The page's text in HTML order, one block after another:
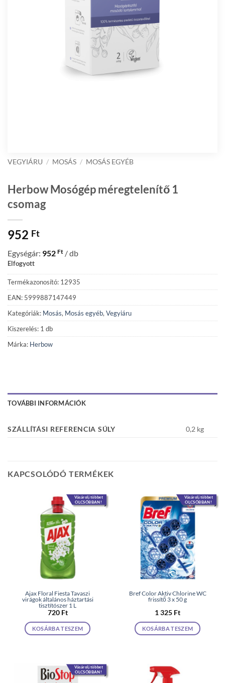
VEGYIÁRU / MOSÁS / MOSÁS EGYÉB
Herbow Mosógép méregtelenítő 1
csomag
952 Ft
Egységár: 952 Ft / db
Elfogyott
Termékazonosító: 12935
EAN: 5999887147449
Kategóriák: Mosás, Mosás egyéb, Vegyiáru
Kiszerelés: 1 db
Márka: Herbow
TOVÁBBI INFORMÁCIÓK
SZÁLLÍTÁSI REFERENCIA SÚLY 0,2 kg
KAPCSOLÓDÓ TERMÉKEK
Vásárolj többet
OLCSÓBBAN!
Ajax Floral Fiesta Tavaszi
virágok általános háztartási
tisztítószer 1 L
720 Ft
KOSÁRBA TESZEM
Vásárolj többet
OLCSÓBBAN!
Bref Color Aktiv Chlorine WC
frissítő 3 x 50 g
1 325 Ft
KOSÁRBA TESZEM
Vásárolj többet
OLCSÓBBAN!